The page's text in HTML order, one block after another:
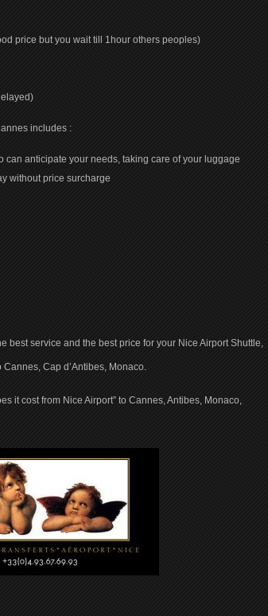
price but you wait till 1hour others peoples)
includes :
can anticipate your needs, taking care of your luggage
without price surcharge
best service and the best price for your Nice Airport Shuttle,
Cap d’Antibes, Monaco.
it cost from Nice Airport” to Cannes, Antibes, Monaco,